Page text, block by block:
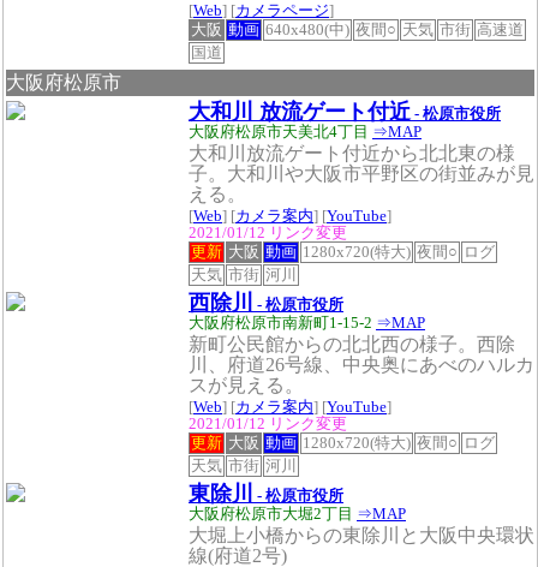
[Web] [カメラページ]
大阪 動画 640x480(中) 夜間○ 天気 市街 高速道
国道
大阪府松原市
大和川 放流ゲート付近- 松原市役所
大阪府松原市天美北4丁目 ⇒MAP
大和川放流ゲート付近から北北東の様
子。大和川や大阪市平野区の街並みが見
える。
[Web] [カメラ案内] [YouTube]
2021/01/12 リンク変更
更新 大阪 動画 1280x720(特大) 夜間○ ログ
天気 市街 河川
西除川 - 松原市役所
大阪府松原市南新町1-15-2 ⇒MAP
新町公民館からの北北西の様子。西除
川、府道26号線、中央奥にあべのハルカ
スが見える。
[Web] [カメラ案内] [YouTube]
2021/01/12 リンク変更
更新 大阪 動画 1280x720(特大) 夜間○ ログ
天気 市街 河川
東除川 - 松原市役所
大阪府松原市大堀2丁目 ⇒MAP
大堀上小橋からの東除川と大阪中央環状
線(府道2号)